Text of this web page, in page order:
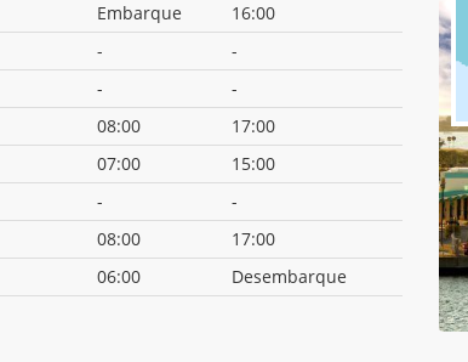
Embarque
16:00
-
-
-
-
08:00
17:00
07:00
15:00
-
-
08:00
17:00
06:00 Desembarque